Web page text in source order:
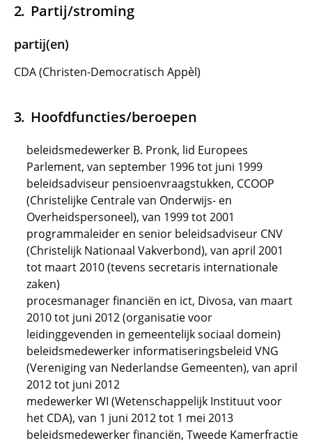
Partij/stroming
partij(en)
CDA (Christen-Democratisch Appèl)
Hoofdfuncties/beroepen
beleidsmedewerker B. Pronk, lid Europees
Parlement, van september 1996 tot juni 1999
beleidsadviseur pensioenvraagstukken, CCOOP
(Christelijke Centrale van Onderwijs- en
Overheidspersoneel), van 1999 tot 2001
programmaleider en senior beleidsadviseur CNV
(Christelijk Nationaal Vakverbond), van april 2001
tot maart 2010 (tevens secretaris internationale
zaken)
procesmanager financiën en ict, Divosa, van maart
2010 tot juni 2012 (organisatie voor
leidinggevenden in gemeentelijk sociaal domein)
beleidsmedewerker informatiseringsbeleid VNG
(Vereniging van Nederlandse Gemeenten), van april
2012 tot juni 2012
medewerker WI (Wetenschappelijk Instituut voor
het CDA), van 1 juni 2012 tot 1 mei 2013
beleidsmedewerker financiën, Tweede Kamerfractie